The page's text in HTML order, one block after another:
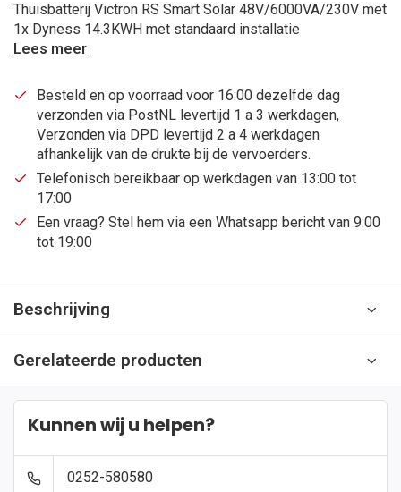
Thuisbatterij Victron RS Smart Solar 48V/6000VA/230V met
1x Dyness 14.3KWH met standaard installatie
Lees meer
Besteld en op voorraad voor 16:00 dezelfde dag
verzonden via PostNL levertijd 1 a 3 werkdagen,
Verzonden via DPD levertijd 2 a 4 werkdagen
afhankelijk van de drukte bij de vervoerders.
Telefonisch bereikbaar op werkdagen van 13:00 tot
17:00
Een vraag? Stel hem via een Whatsapp bericht van 9:00
tot 19:00
Beschrijving
Gerelateerde producten
Kunnen wij u helpen?
0252-580580